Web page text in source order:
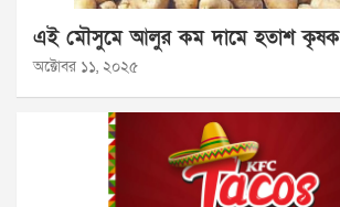
এই মৌসুমে আলুর কম দামে হতাশ কৃষক
অক্টোবর ১১, ২০২৫